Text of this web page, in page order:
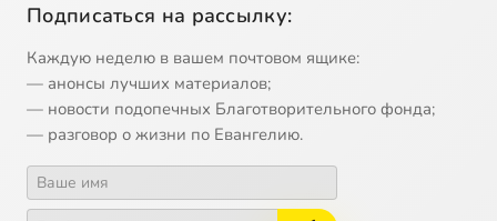
Подписаться на рассылку:
Каждую неделю в вашем почтовом ящике:
— анонсы лучших материалов;
— новости подопечных Благотворительного фонда;
— разговор о жизни по Евангелию.